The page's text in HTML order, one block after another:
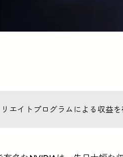
エイトプログラムによる収益を